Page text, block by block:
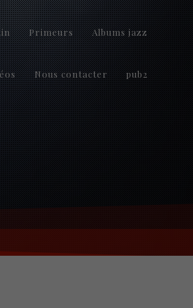
Primeurs Albums jazz
Nous contacter pub2